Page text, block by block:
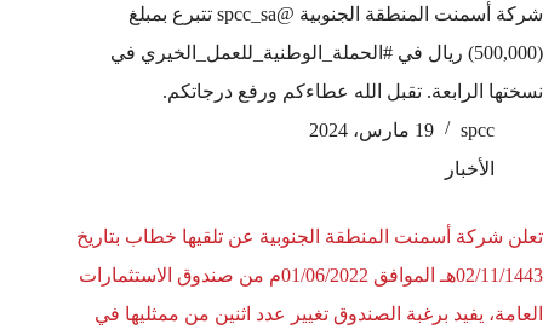
شركة أسمنت المنطقة الجنوبية @spcc_sa تتبرع بمبلغ
(500,000) ريال في #الحملة_الوطنية_للعمل_الخيري في
نسختها الرابعة. تقبل الله عطاءكم ورفع درجاتكم.
spcc
19 مارس، 2024
الأخبار
تعلن شركة أسمنت المنطقة الجنوبية عن تلقيها خطاب بتاريخ
02/11/1443هـ الموافق 01/06/2022م من صندوق الاستثمارات
العامة، يفيد برغبة الصندوق تغيير عدد اثنين من ممثليها في